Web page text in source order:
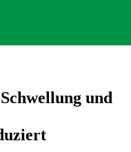
und